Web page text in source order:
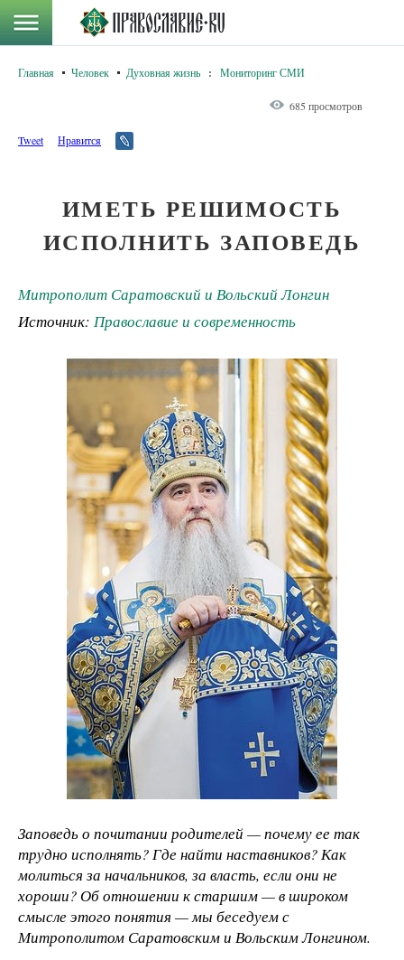
Главная Человек Духовная жизнь : Мониторинг СМИ
685 просмотров
Tweet Нравится
ИМЕТЬ РЕШИМОСТЬ
ИСПОЛНИТЬ ЗАПОВЕДЬ
Митрополит Саратовский и Вольский Лонгин
Источник: Православие и современность
Заповедь о почитании родителей — почему ее так
трудно исполнять? Где найти наставников? Как
молиться за начальников, за власть, если они не
хороши? Об отношении к старшим — в широком
смысле этого понятия — мы беседуем с
Митрополитом Саратовским и Вольским Лонгином.